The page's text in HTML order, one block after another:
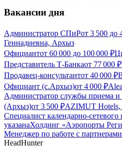
Вакансии дня
Администратор СПиРот 3 500 до
Геннадиевна, Архыз
Официантот 60 000 до 100 000 ₽
Представитель Т-Банкаот 77 000 ₽
Продавец-консультантот 40 000 ₽
Официант (с.Архыз)от 4 000 ₽
Администратор службы приема и
(Архыз)от 3 500 ₽AZIMUT
Специалист календарно-
указанаХолдинг «Аэропорты
Менеджер по работе с партнерами
HeadHunter